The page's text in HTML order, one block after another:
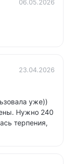
06.05.2026
23.04.2026
уже))
Нужно 240
терпения,